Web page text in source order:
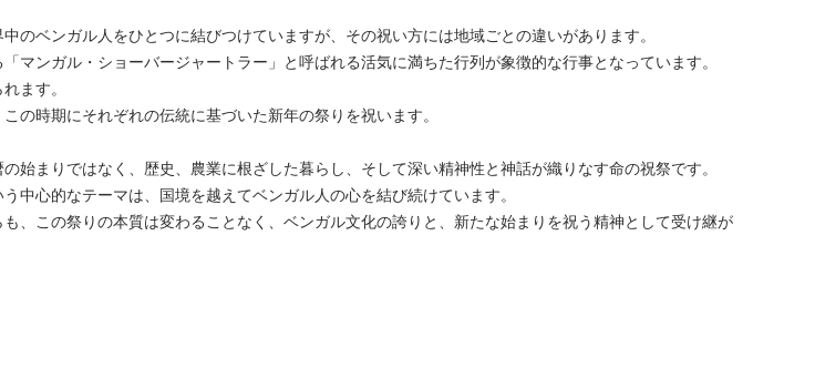
のベンガル人をひとつに結びつけていますが、その祝い方には地域ごとの違いがあります。
マンガル・ショーバージャートラー」と呼ばれる活気に満ちた行列が象徴的な行事となっています。
ます。
の時期にそれぞれの伝統に基づいた新年の祭りを祝います。
始まりではなく、歴史、農業に根ざした暮らし、そして深い精神性と神話が織りなす命の祝祭です。
中心的なテーマは、国境を越えてベンガル人の心を結び続けています。
、この祭りの本質は変わることなく、ベンガル文化の誇りと、新たな始まりを祝う精神として受け継が